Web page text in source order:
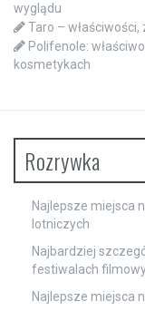
wyglądu
Taro –
Polifenole:
kosmetykach
Rozrywka
Najlepsze miejsca
lotniczych
Najbardziej
festiwalach
Najlepsze miejsca